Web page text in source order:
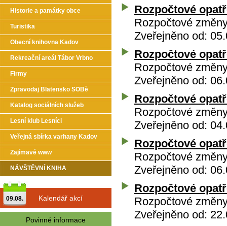
Rozpočtové
Rozpočtové
Zveřejněno od:
Rozpočtové
Rozpočtové
Zveřejněno od:
Rozpočtové
Rozpočtové
Zveřejněno od:
Rozpočtové
Rozpočtové
Zveřejněno od:
Rozpočtové
Rozpočtové
Zveřejněno od:
Historie a památky obce
Turistika
Obecní knihovna Kadov
Rekreační areál Tábor Vrbno
Firmy
Zpravodaj Blatensko SOBě
Katalog sociálních služeb
Lesní klub Lesníci
Veřejná sbírka varhany Kadov
Zajímavé www
NÁVŠTĚVNÍ KNIHA
09.08. Kalendář akcí
Povinné informace